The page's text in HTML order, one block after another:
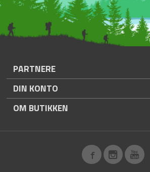
PARTNERE
DIN KONTO
OM BUTIKKEN